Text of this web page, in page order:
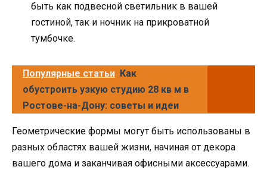
быть как подвесной светильник в вашей
гостиной, так и ночник на прикроватной
тумбочке.
Популярные статьи Как
обустроить узкую студию 28 кв м в
Ростове-на-Дону: советы и идеи
Геометрические формы могут быть использованы в
разных областях вашей жизни, начиная от декора
вашего дома и заканчивая офисными аксессуарами.